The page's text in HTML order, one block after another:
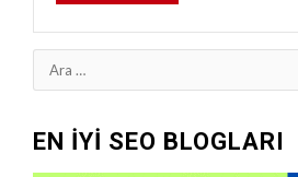
Arama:
EN İYİ SEO BLOGLARI